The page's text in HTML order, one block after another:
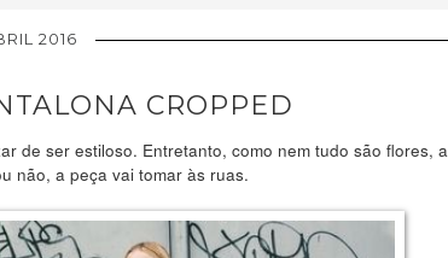
2016
CROPPED
de ser estiloso. Entretanto, como nem tudo são flores, a
não, a peça vai tomar às ruas.